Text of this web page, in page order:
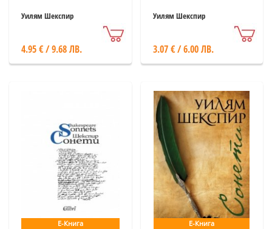
Уилям Шекспир
4.95 € / 9.68 ЛВ.
Уилям Шекспир
3.07 € / 6.00 ЛВ.
Е-Книга Е-Книга